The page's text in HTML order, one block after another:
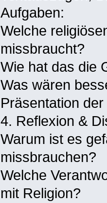
Aufgaben:
Welche
missbraucht?
Wie hat das die
Was wären
Präsentation
4. Reflexion &
Warum ist es
missbrauchen?
Welche
mit Religion?